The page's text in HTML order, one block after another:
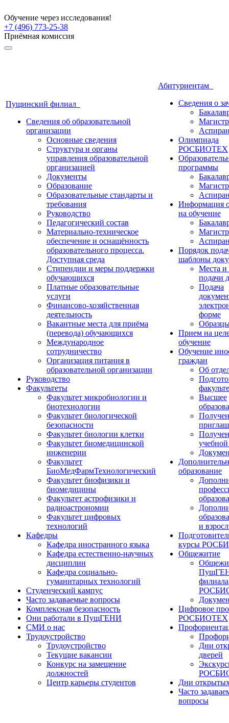
Обучение через исследования!
+7 (496) 773-25-38
Приёмная комиссия
Пущинский филиал
Сведения об образовательной
организации
Основные сведения
Структура и органы
управления образовательной
организацией
Документы
Образование
Образовательные стандарты и
требования
Руководство
Педагогический состав
Материально-техническое
обеспечение и оснащённость
образовательного процесса.
Доступная среда
Стипендии и меры поддержки
обучающихся
Платные образовательные
услуги
Финансово-хозяйственная
деятельность
Вакантные места для приёма
(перевода) обучающихся
Международное
сотрудничество
Организация питания в
образовательной организации
Руководство
Факультеты
Факультет микробиологии и
биотехнологии
Факультет биологической
безопасности
Факультет биологии клетки
Факультет биомедицинской
инженерии
Факультет
БиоМедФармТехнологический
Факультет биофизики и
биомедицины
Факультет астрофизики и
радиоастрономии
Факультет цифровых
технологий
Кафедры
Кафедра иностранного языка
Кафедра естественно-научных
дисциплин
Кафедра социально-
гуманитарных технологий
Студенческий кампус
Часто задаваемые вопросы
Комплексная безопасность
Они работали в ПущГЕНИ
СМИ о нас
Трудоустройство
Трудоустройство
Текущие вакансии
Конкурс на замещение
должностей
Центр карьеры студентов
Абитуриентам
Сведения о
Олимпиада
РОСБИОТЕХ
программы
Информация
на обучение
Порядок
шаблоны
Места и
подачи
Подача
форме
Прием на
обучение
Обучение
граждан
Об
Высшее
образование
и
курсы
Общежитие
филиала
Цифровое
РОСБИОТЕХ
Дни
дверей
Дни
Часто
вопросы